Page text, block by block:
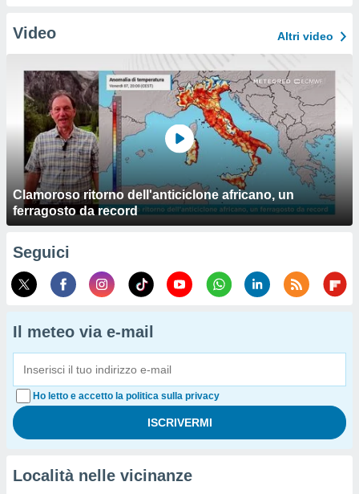
Video Altri video
Clamoroso ritorno dell'anticiclone africano, un
ferragosto da record
Seguici
Il meteo via e-mail
Ho letto e accetto la politica sulla privacy
Località nelle vicinanze